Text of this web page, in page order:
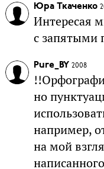
Юра Ткаченко
Интересая
с запятыми
Pure_BY 2008
но
например,
на мой